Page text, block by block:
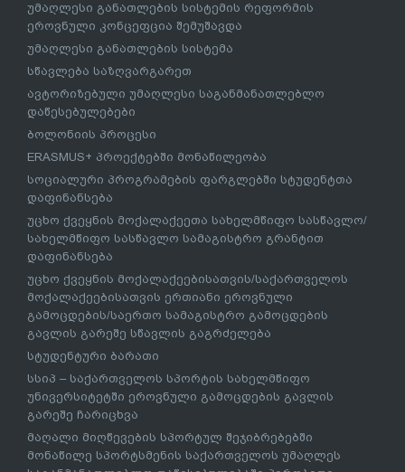
უმაღლესი განათლების სისტემის რეფორმის
ეროვნული კონცეფცია შემუშავდა
უმაღლესი განათლების სისტემა
სწავლება საზღვარგარეთ
ავტორიზებული უმაღლესი საგანმანათლებლო
დაწესებულებები
ბოლონიის პროცესი
ERASMUS+ პროექტებში მონაწილეობა
სოციალური პროგრამების ფარგლებში სტუდენტთა
დაფინანსება
უცხო ქვეყნის მოქალაქეეთა სახელმწიფო სასწავლო/
სახელმწიფო სასწავლო სამაგისტრო გრანტით
დაფინანსება
უცხო ქვეყნის მოქალაქეებისათვის/საქართველოს
მოქალაქეებისათვის ერთიანი ეროვნული
გამოცდების/საერთო სამაგისტრო გამოცდების
გავლის გარეშე სწავლის გაგრძელება
სტუდენტური ბარათი
სსიპ – საქართველოს სპორტის სახელმწიფო
უნივერსიტეტში ეროვნული გამოცდების გავლის
გარეშე ჩარიცხვა
მაღალი მიღწევების სპორტულ შეჯიბრებებში
მონაწილე სპორტსმენის საქართველოს უმაღლეს